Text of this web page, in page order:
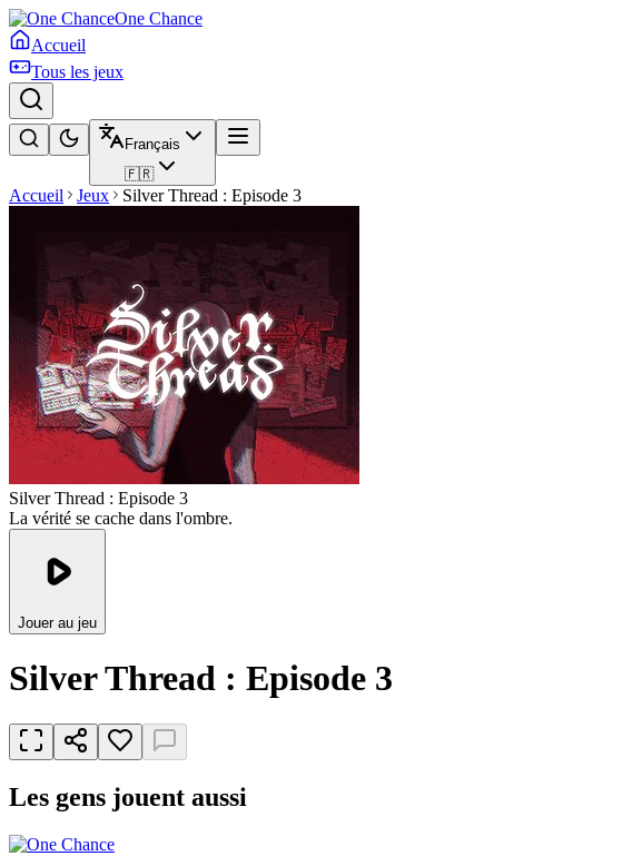
One Chance
Accueil
Tous les jeux
Français
🇫🇷
Accueil Jeux Silver Thread : Episode 3
Silver Thread : Episode 3
La vérité se cache dans l'ombre.
Jouer au jeu
Silver Thread : Episode 3
Les gens jouent aussi